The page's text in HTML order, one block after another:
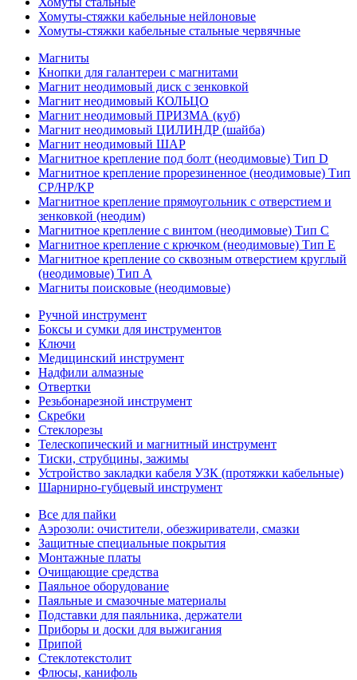
Хомуты-стяжки кабельные нейлоновые
Хомуты-стяжки кабельные стальные червячные
Магниты
Кнопки для галантереи с магнитами
Магнит неодимовый диск с зенковкой
Магнит неодимовый КОЛЬЦО
Магнит неодимовый ПРИЗМА (куб)
Магнит неодимовый ЦИЛИНДР (шайба)
Магнит неодимовый ШАР
Магнитное крепление под болт (неодимовые) Тип D
Магнитное крепление прорезиненное (неодимовые) Тип
CP/HP/KP
Магнитное крепление прямоугольник с отверстием и
зенковкой (неодим)
Магнитное крепление с винтом (неодимовые) Тип С
Магнитное крепление с крючком (неодимовые) Тип Е
Магнитное крепление со сквозным отверстием круглый
(неодимовые) Тип А
Магниты поисковые (неодимовые)
Ручной инструмент
Боксы и сумки для инструментов
Ключи
Медицинский инструмент
Надфили алмазные
Отвертки
Резьбонарезной инструмент
Скребки
Стеклорезы
Телескопический и магнитный инструмент
Тиски, струбцины, зажимы
Устройство закладки кабеля УЗК (протяжки кабельные)
Шарнирно-губцевый инструмент
Все для пайки
Аэрозоли: очистители, обезжириватели, смазки
Защитные специальные покрытия
Монтажные платы
Очищающие средства
Паяльное оборудование
Паяльные и смазочные материалы
Подставки для паяльника, держатели
Приборы и доски для выжигания
Припой
Стеклотекстолит
Флюсы, канифоль